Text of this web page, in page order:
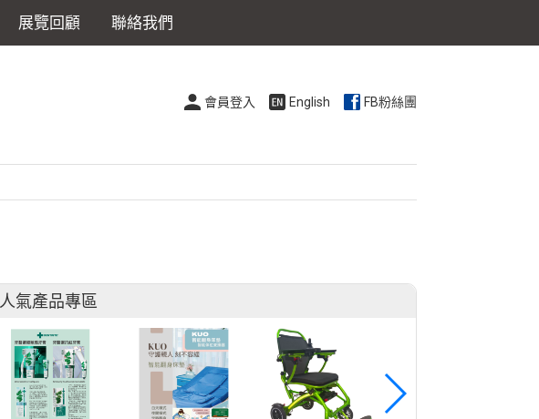
展覽回顧 聯絡我們
會員登入 English FB粉絲團
人氣產品專區